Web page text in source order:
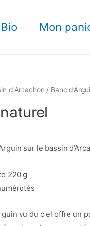
Bio Mon
d'Arcachon / Banc
sur le bassin
220 g
vu du ciel offre un
au